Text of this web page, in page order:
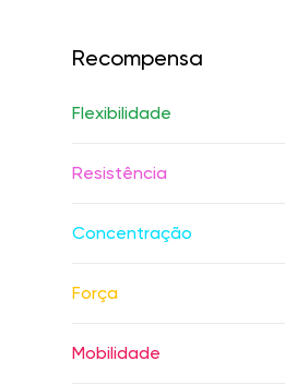
Recompensa
Flexibilidade
Resistência
Concentração
Força
Mobilidade